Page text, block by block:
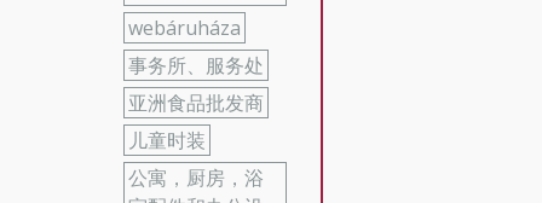
webáruháza
事务所、服务处
亚洲食品批发商
儿童时装
公寓，厨房，浴